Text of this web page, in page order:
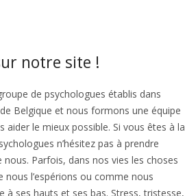
notre site !
de psychologues établis dans
Belgique et nous formons une équipe
aider le mieux possible. Si vous êtes à la
n’hésitez pas à prendre
nous. Parfois, dans nos vies les choses
l’espérions ou comme nous
à ses hauts et ses bas. Stress, tristesse,